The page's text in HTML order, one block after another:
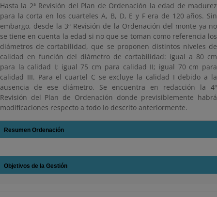
Hasta la 2ª Revisión del Plan de Ordenación la edad de madurez
para la corta en los cuarteles A, B, D, E y F era de 120 años. Sin
embargo, desde la 3ª Revisión de la Ordenación del monte ya no
se tiene en cuenta la edad si no que se toman como referencia los
diámetros de cortabilidad, que se proponen distintos niveles de
calidad en función del diámetro de cortabilidad: igual a 80 cm
para la calidad I; igual 75 cm para calidad II; igual 70 cm para
calidad III. Para el cuartel C se excluye la calidad I debido a la
ausencia de ese diámetro. Se encuentra en redacción la 4º
Revisión del Plan de Ordenación donde previsiblemente habrá
modificaciones respecto a todo lo descrito anteriormente.
Resumen Ordenación
Objetivos de la Gestión